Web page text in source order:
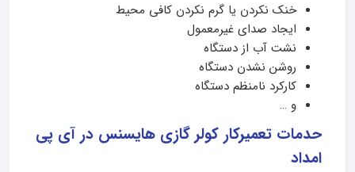
خنک نکردن یا گرم نکردن کافی محیط
ایجاد صدای غیرمعمول
نشت آب از دستگاه
روشن نشدن دستگاه
کارکرد نامنظم دستگاه
و …
حدمات تعمیرکار کولر گازی هایسنس در آی پی
امداد